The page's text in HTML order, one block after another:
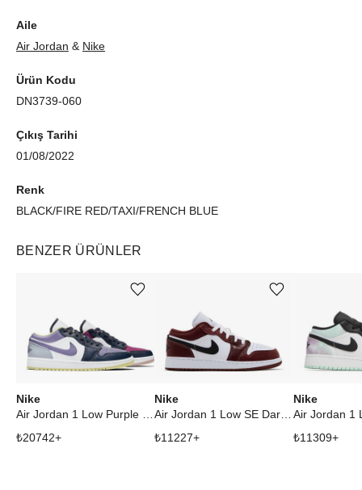
Aile
Air Jordan & Nike
Ürün Kodu
DN3739-060
Çıkış Tarihi
01/08/2022
Renk
BLACK/FIRE RED/TAXI/FRENCH BLUE
BENZER ÜRÜNLER
Nike
₺20742+
Ürünü istek listesine ekle veya listeden çıkar
Nike
₺11227+
Ürünü istek listesine ekle veya listeden çıkar
Nike
₺11309+